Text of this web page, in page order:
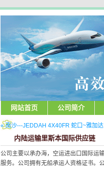
网站首页 公司简介
« 南沙---JEDDAH 4X40FR 蛇口~雅加
内陆运输里斯本国际供应链
公司主要以承办海，空运进出口国际运
服务。公司拥有无船承运人资格证书。